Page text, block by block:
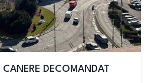
DECOMANDAT